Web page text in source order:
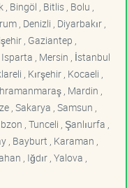
Bingöl , Bitlis , Bolu ,
, Denizli , Diyarbakır ,
, Gaziantep ,
, Mersin , İstanbul
, Kırşehir , Kocaeli ,
, Mardin ,
, Sakarya , Samsun ,
, Tunceli , Şanlıurfa ,
, Bayburt , Karaman ,
, Iğdır , Yalova ,